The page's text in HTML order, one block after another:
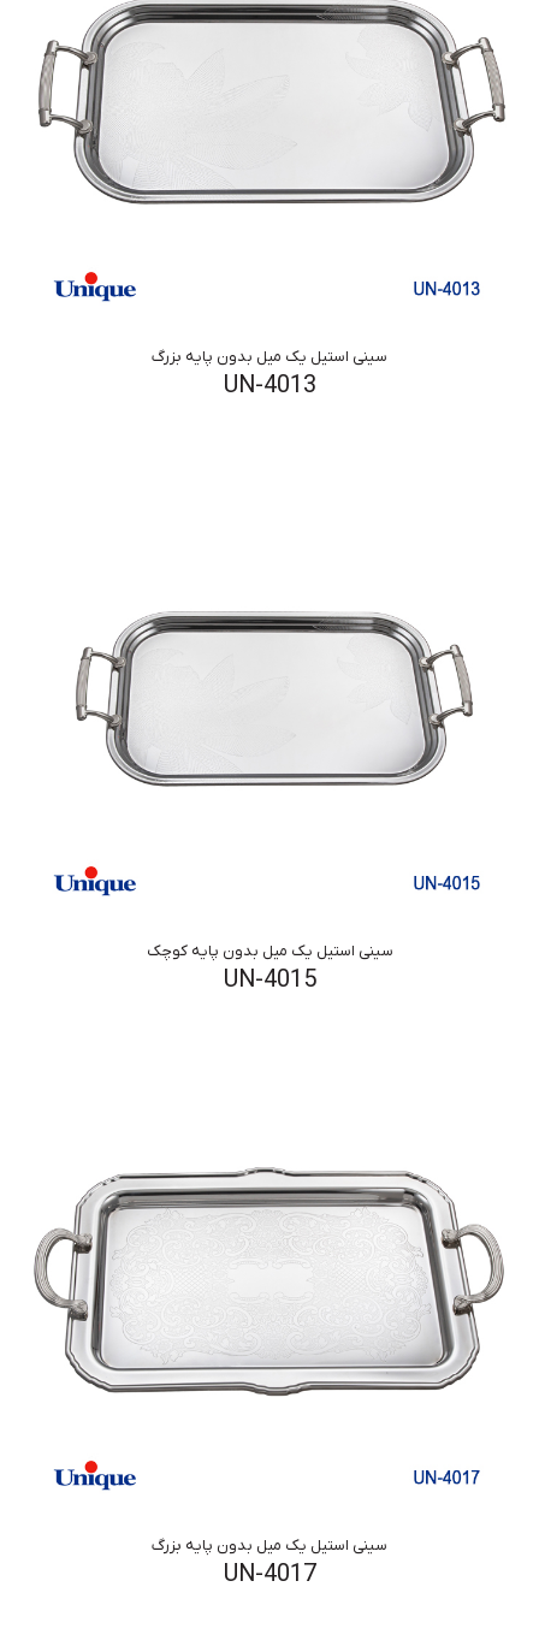
سینی استیل یک میل بدون پایه بزرگ
UN-4013
سینی استیل یک میل بدون پایه کوچک
UN-4015
سینی استیل یک میل بدون پایه بزرگ
UN-4017